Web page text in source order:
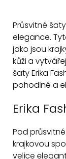
Průsvitné
elegance.
jako jsou
kůži a
šaty Erika
pohodlné a
Erika
Pod
krajkovou
velice